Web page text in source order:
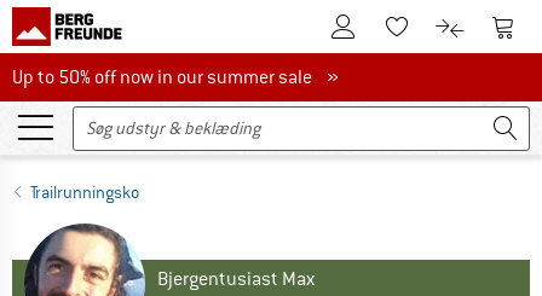
Til kundekontoenTil huskesedlen.
Til Til
Up to 50% off now in our summer sale
Up to 50% off now in our summer sale »
Trailrunningsko
Bjergentusiast Max